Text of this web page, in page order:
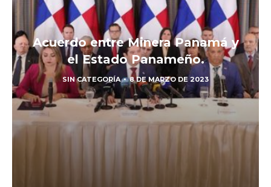
Acuerdo entre Minera Panamá y
el Estado Panameño.
SIN CATEGORÍA 8 DE MARZO DE 2023